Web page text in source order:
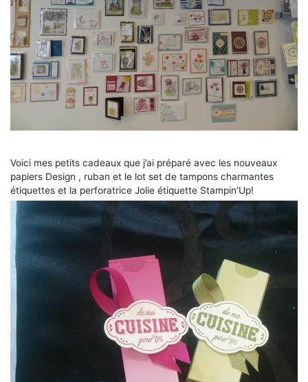
Voici mes petits cadeaux que j’ai préparé avec les nouveaux
papiers Design , ruban et le lot set de tampons charmantes
étiquettes et la perforatrice Jolie étiquette Stampin’Up!